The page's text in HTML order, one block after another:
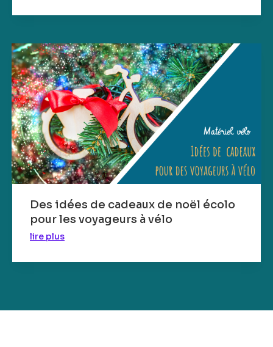
Des idées de cadeaux de noël écolo
pour les voyageurs à vélo
lire plus